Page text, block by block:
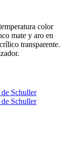
color
mate y aro en
transparente.